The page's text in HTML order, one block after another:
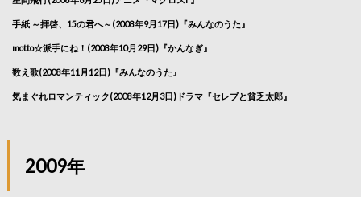
手紙 ～拝啓、15の君へ～(2008年9月17日)『みんなのうた』
motto☆派手にね！(2008年10月29日)『かんなぎ』
数え歌(2008年11月12日)『みんなのうた』
気まぐれロマンティック(2008年12月3日)ドラマ『セレブと貧乏太郎』
2009年